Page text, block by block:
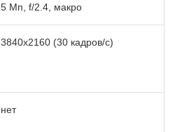
5 Мп, f/2.4, макро
3840x2160 (30 кадров/с)
нет